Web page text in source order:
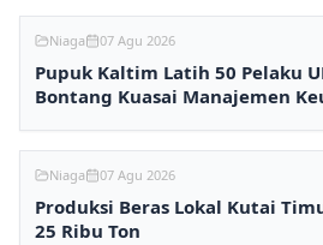
Niaga 07 Agu 2026
Pupuk Kaltim Latih 50 Pelaku
Bontang Kuasai Manajemen
Niaga 07 Agu 2026
Produksi Beras Lokal Kutai
25 Ribu Ton